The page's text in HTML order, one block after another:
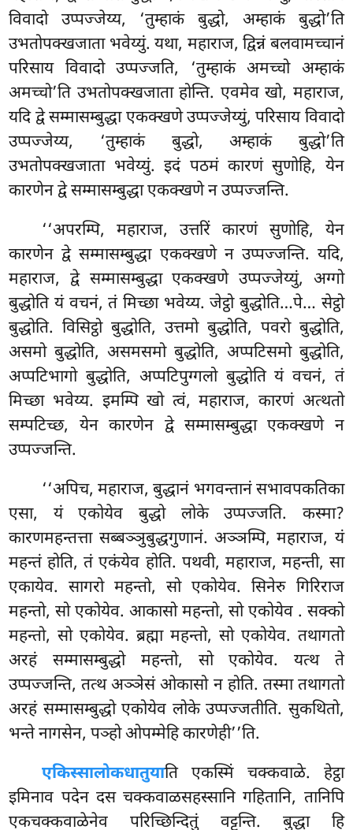
विवादो उप्पज्जेय्य, ‘तुम्हाकं बुद्धो, अम्हाकं बुद्धो’ति
उभतोपक्खजाता भवेय्युं. यथा, महाराज, द्विन्नं बलवामच्चानं
परिसाय विवादो उप्पज्जति, ‘तुम्हाकं अमच्चो अम्हाकं
अमच्चो’ति उभतोपक्खजाता होन्ति. एवमेव खो, महाराज,
यदि द्वे सम्मासम्बुद्धा एकक्खणे उप्पज्जेय्युं, परिसाय विवादो
उप्पज्जेय्य, ‘तुम्हाकं बुद्धो, अम्हाकं बुद्धो’ति
उभतोपक्खजाता भवेय्युं. इदं पठमं कारणं सुणोहि, येन
कारणेन द्वे सम्मासम्बुद्धा एकक्खणे न उप्पज्जन्ति.
‘‘अपरम्पि, महाराज, उत्तरिं कारणं सुणोहि, येन
कारणेन द्वे सम्मासम्बुद्धा एकक्खणे न उप्पज्जन्ति. यदि,
महाराज, द्वे सम्मासम्बुद्धा एकक्खणे उप्पज्जेय्युं, अग्गो
बुद्धोति यं वचनं, तं मिच्छा भवेय्य. जेट्ठो बुद्धोति…पे… सेट्ठो
बुद्धोति. विसिट्ठो बुद्धोति, उत्तमो बुद्धोति, पवरो बुद्धोति,
असमो बुद्धोति, असमसमो बुद्धोति, अप्पटिसमो बुद्धोति,
अप्पटिभागो बुद्धोति, अप्पटिपुग्गलो बुद्धोति यं वचनं, तं
मिच्छा भवेय्य. इमम्पि खो त्वं, महाराज, कारणं अत्थतो
सम्पटिच्छ, येन कारणेन द्वे सम्मासम्बुद्धा एकक्खणे न
उप्पज्जन्ति.
‘‘अपिच, महाराज, बुद्धानं भगवन्तानं सभावपकतिका
एसा, यं एकोयेव बुद्धो लोके उप्पज्जति. कस्मा?
कारणमहन्तत्ता सब्बञ्ञुबुद्धगुणानं. अञ्ञम्पि, महाराज, यं
महन्तं होति, तं एकंयेव होति. पथवी, महाराज, महन्ती, सा
एकायेव. सागरोमहन्तो, सो एकोयेव. सिनेरु गिरिराज
महन्तो, सो एकोयेव. आकासो महन्तो, सो एकोयेव . सक्को
महन्तो, सो एकोयेव. ब्रह्मा महन्तो, सो एकोयेव. तथागतो
अरहं सम्मासम्बुद्धो महन्तो, सो एकोयेव. यत्थ ते
उप्पज्जन्ति, तत्थ अञ्ञेसं ओकासो न होति. तस्मा तथागतो
अरहं सम्मासम्बुद्धो एकोयेव लोके उप्पज्जतीति. सुकथितो,
भन्ते नागसेन, पञ्हो ओपम्मेहि कारणेही’’ति.
एकिस्सालोकधातुयाति एकस्मिं चक्कवाळे. हेट्ठा
इमिनाव पदेन दस चक्कवाळसहस्सानि गहितानि, तानिपि
एकचक्कवाळेनेव परिच्छिन्दितुं वट्टन्ति. बुद्धा हि